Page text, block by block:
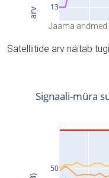
Jaama andmed
Satelliitide arv näitab